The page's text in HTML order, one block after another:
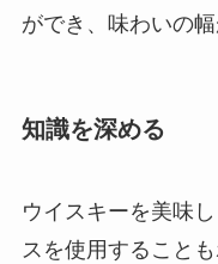
ができ、味わいの幅
知識を深める
ウイスキーを美味
スを使用すること